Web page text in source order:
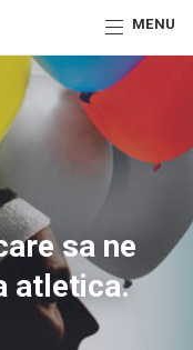
MENU
sa ne
atletica.